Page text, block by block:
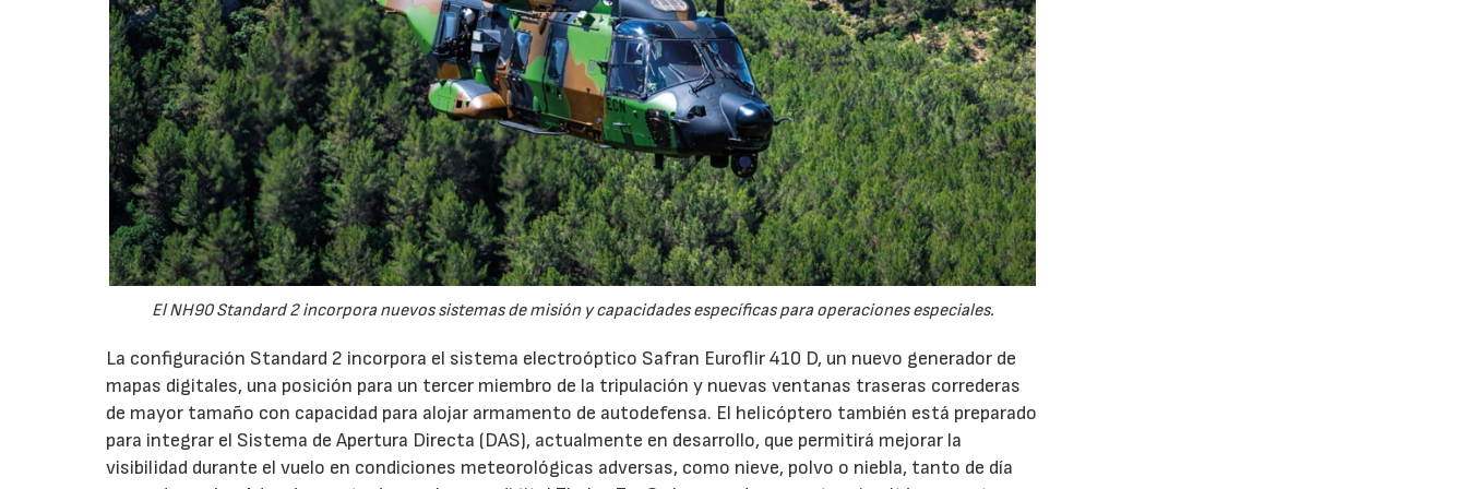
El NH90 Standard 2 incorpora nuevos sistemas de misión y capacidades específicas para operaciones especiales.
La configuración Standard 2 incorpora el sistema electroóptico Safran Euroflir 410 D, un nuevo generador de
mapas digitales, una posición para un tercer miembro de la tripulación y nuevas ventanas traseras correderas
de mayor tamaño con capacidad para alojar armamento de autodefensa. El helicóptero también está preparado
para integrar el Sistema de Apertura Directa (DAS), actualmente en desarrollo, que permitirá mejorar la
visibilidad durante el vuelo en condiciones meteorológicas adversas, como nieve, polvo o niebla, tanto de día